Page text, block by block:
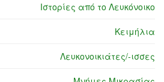
Ιστορίες από το Λευκόνοικο
Κειμήλια
Λευκονοικιάτες/-ισσες